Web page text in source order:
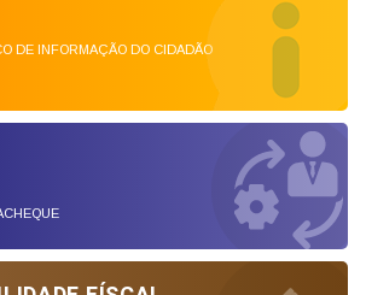
DE INFORMAÇÃO DO CIDADÃO